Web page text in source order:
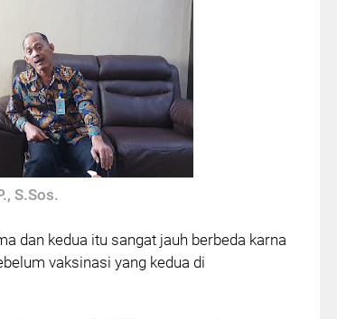
S.Sos.
dan kedua itu sangat jauh berbeda karna
vaksinasi yang kedua di